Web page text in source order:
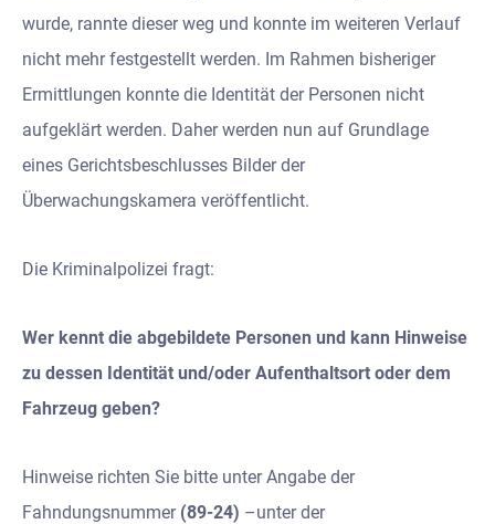
wurde, rannte dieser weg und konnte im weiteren Verlauf
nicht mehr festgestellt werden. Im Rahmen bisheriger
Ermittlungen konnte die Identität der Personen nicht
aufgeklärt werden. Daher werden nun auf Grundlage
eines Gerichtsbeschlusses Bilder der
Überwachungskamera veröffentlicht.
Die Kriminalpolizei fragt:
Wer kennt die abgebildete Personen und kann Hinweise
zu dessen Identität und/oder Aufenthaltsort oder dem
Fahrzeug geben?
Hinweise richten Sie bitte unter Angabe der
Fahndungsnummer (89-24) –unter der